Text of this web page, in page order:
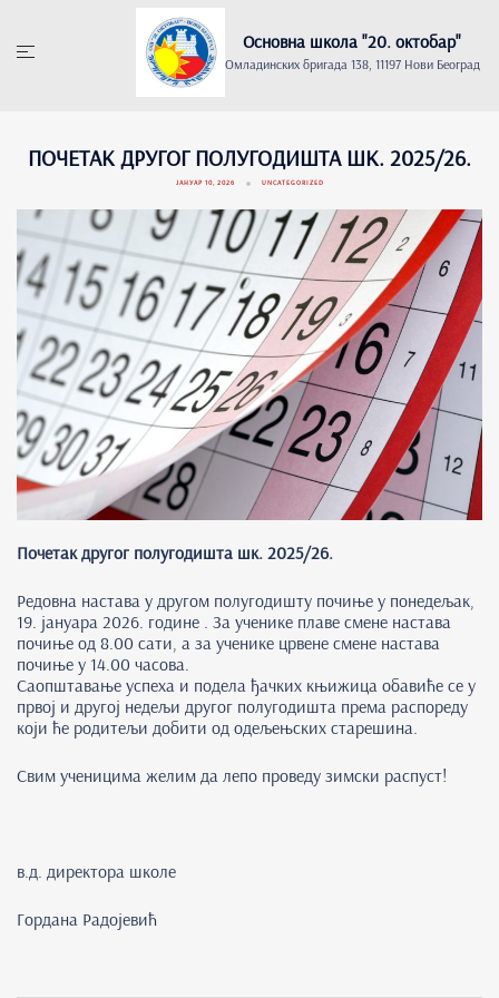
content
Основна школа "20. oктобар"
Омладинских бригада 138, 11197 Нови Београд
ПОЧЕТАК ДРУГОГ ПОЛУГОДИШТА ШК. 2025/26.
ЈАНУАР 10, 2026 UNCATEGORIZED
Почетак другог полугодишта шк. 2025/26.
Редовна настава у другом полугодишту почиње у понедељак,
19. јануара 2026. године . За ученике плаве смене настава
почиње од 8.00 сати, а за ученике црвене смене настава
почиње у 14.00 часова.
Саопштавање успеха и подела ђачких књижица обавиће се у
првој и другој недељи другог полугодишта према распореду
који ће родитељи добити од одељењских старешина.
Свим ученицима желим да лепо проведу зимски распуст!
в.д. директора школе
Гордана Радојевић